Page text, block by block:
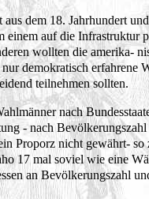
aus dem 18. Jahrhundert
einem auf die Infrastruktur
wollten die amerika-
demokratisch erfahrene
teilnehmen sollten.
nach
- nach
Proporz nicht gewährt- so
17 mal soviel wie eine
an Bevölkerungszahl